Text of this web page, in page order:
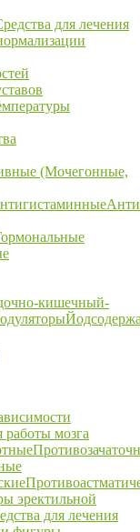
для лечения
(Мочегонные,
кишечный-
работы мозга
эректильной
для лечения